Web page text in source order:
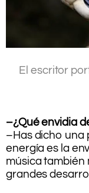
El escritor
–¿Qué envidia
–Has dicho una
energía es la
música también
grandes